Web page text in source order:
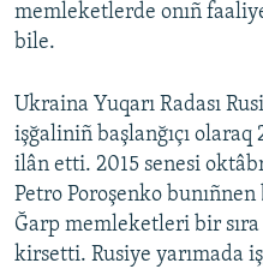
memleketlerde onıñ
bile.
Ukraina Yuqarı Radası
işğaliniñ başlanğıçı
ilân etti. 2015 senesi
Petro Poroşenko bunıñnen
Ğarp memleketleri bir
kirsetti. Rusiye yarımada